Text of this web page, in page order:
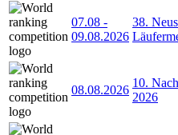
07.08 -
09.08.2026
38.
08.08.2026
10.
2026